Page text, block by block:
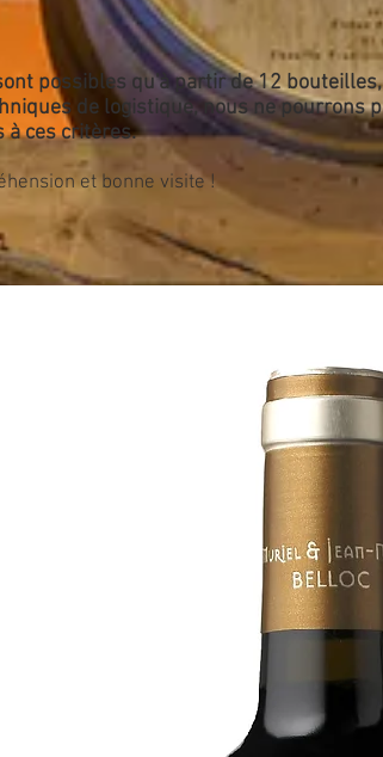
possibles qu'à partir de 12
de logistique, nous ne pourrons
à ces critères.
et bonne visite